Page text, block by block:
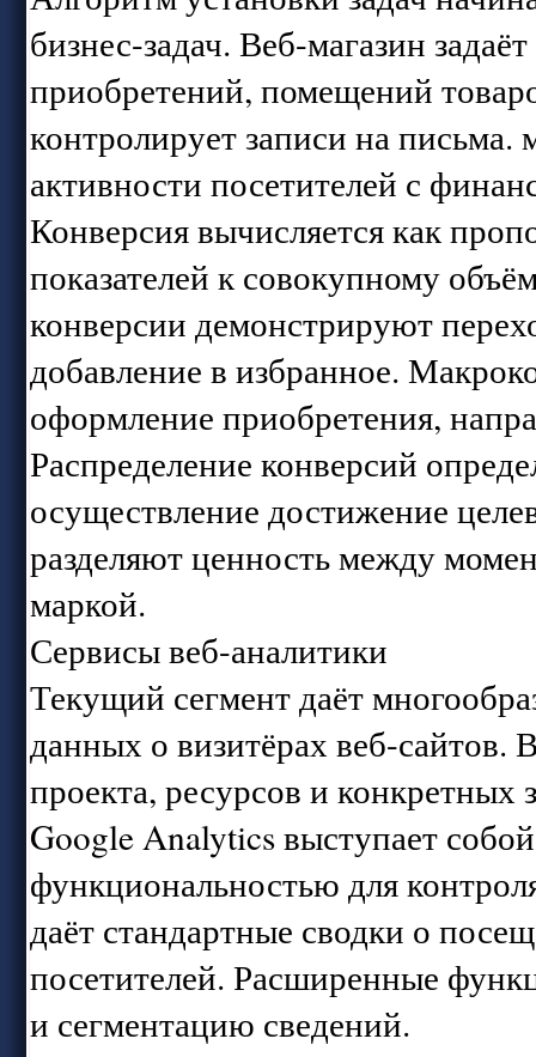
бизнес-задач. Веб-магазин
приобретений, помещений
контролирует записи на письма.
активности посетителей с
Конверсия вычисляется как
показателей к совокупному
конверсии демонстрируют
добавление в избранное.
оформление приобретения,
Распределение конверсий
осуществление достижение
разделяют ценность между
маркой.
Сервисы веб-аналитики
Текущий сегмент даёт
данных о визитёрах веб-сайтов.
проекта, ресурсов и конкретных
Google Analytics выступает
функциональностью для
даёт стандартные сводки о
посетителей. Расширенные
и сегментацию сведений.